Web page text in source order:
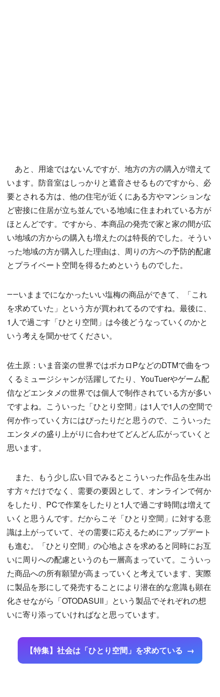
あと、用途ではないんですが、地方の方の購入が増えて
います。防音室はしっかりと遮音させるものですから、必
要とされる方は、他の住宅が近くにある方やマンションな
ど密接に住居が立ち並んでいる地域に住まわれている方が
ほとんどです。ですから、本商品の発売で家と家の間が広
い地域の方からの購入も増えたのは特長的でした。そうい
った地域の方が購入した理由は、周りの方への予防的配慮
とプライベート空間を得るためというものでした。
――いままでになかったいい塩梅の商品ができて、「これ
を求めていた」という方が買われてるのですね。最後に、
1人で過ごす「ひとり空間」は今後どうなっていくのかと
いう考えを聞かせてください。
佐土原：いま音楽の世界ではボカロPなどのDTMで曲をつ
くるミュージシャンが活躍してたり、YouTuerやゲーム配
信などエンタメの世界では個人で制作されている方が多い
ですよね。こういった「ひとり空間」は1人で1人の空間で
何か作っていく方にはぴったりだと思うので、こういった
エンタメの盛り上がりに合わせてどんどん広がっていくと
思います。
また、もう少し広い目でみるとこういった作品を生み出
す方々だけでなく、需要の要因として、オンラインで何か
をしたり、PCで作業をしたりと1人で過ごす時間は増えて
いくと思うんです。だからこそ「ひとり空間」に対する意
識は上がっていて、その需要に応えるためにアップデート
も進む。「ひとり空間」の心地よさを求めると同時にお互
いに周りへの配慮というのも一層高まっていて。こういっ
た商品への所有願望が高まっていくと考えています、実際
に製品を形にして発売することにより潜在的な意識も顕在
化させながら「OTODASUⅡ」という製品でそれぞれの想
いに寄り添っていければなと思っています。
【特集】社会は「ひとり空間」を求めている